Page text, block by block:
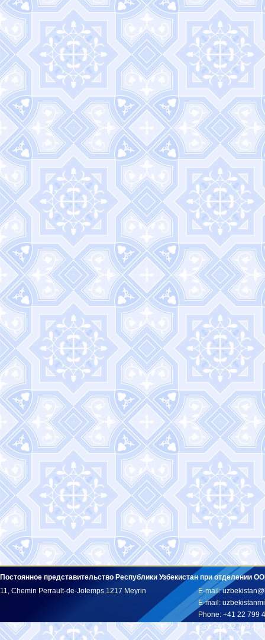
Постоянное представительство Республики Узбекистан при отделении
11, Chemin Perrault-de-Jotemps,1217 Meyrin
E-mail:
E-mail:
Phone: +41 22 799
Fax: +41 22 799 43